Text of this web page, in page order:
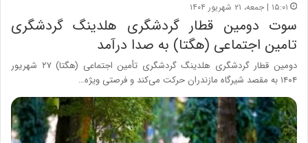
۱۵:۰۱ | جمعه، ۲۱ شهریور ۱۴۰۴
سوت دومین قطار گردشگری هلدینگ گردشگری
تامین اجتماعی (هگتا) به صدا درآمد
دومین قطار گردشگری هلدینگ گردشگری تأمین اجتماعی (هگتا) ۲۷ شهریور
۱۴۰۴ به مقصد شیرگاه مازندران حرکت می‌کند و فرصتی ویژه…